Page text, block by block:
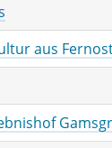
aus